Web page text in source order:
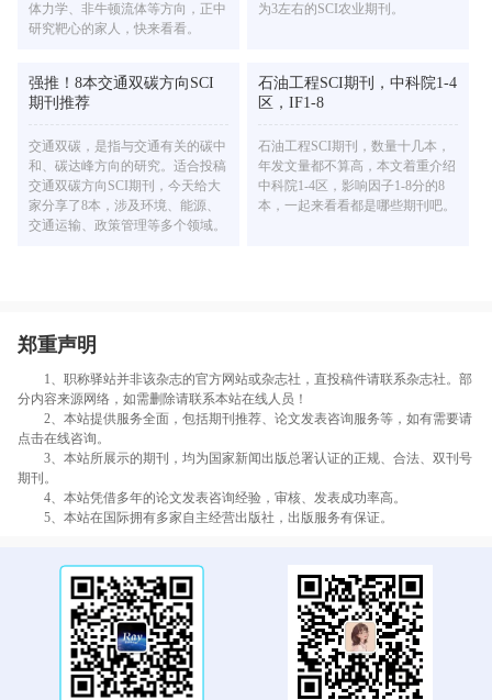
体力学、非牛顿流体等方向，正中
研究靶心的家人，快来看看。
为3左右的SCI农业期刊。
强推！8本交通双碳方向SCI
期刊推荐
交通双碳，是指与交通有关的碳中
和、碳达峰方向的研究。适合投稿
交通双碳方向SCI期刊，今天给大
家分享了8本，涉及环境、能源、
交通运输、政策管理等多个领域。
石油工程SCI期刊，中科院1-4
区，IF1-8
石油工程SCI期刊，数量十几本，
年发文量都不算高，本文着重介绍
中科院1-4区，影响因子1-8分的8
本，一起来看看都是哪些期刊吧。
郑重声明
1、职称驿站并非该杂志的官方网站或杂志社，直投稿件请联系杂志社。部
分内容来源网络，如需删除请联系本站在线人员！
2、本站提供服务全面，包括期刊推荐、论文发表咨询服务等，如有需要请
点击在线咨询。
3、本站所展示的期刊，均为国家新闻出版总署认证的正规、合法、双刊号
期刊。
4、本站凭借多年的论文发表咨询经验，审核、发表成功率高。
5、本站在国际拥有多家自主经营出版社，出版服务有保证。